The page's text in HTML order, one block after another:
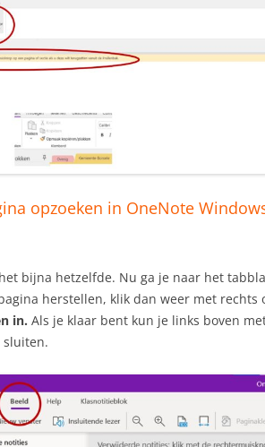
opzoeken in OneNote
bijna hetzelfde. Nu ga je naar het
herstellen, klik dan weer met rechts
in. Als je klaar bent kun je links boven